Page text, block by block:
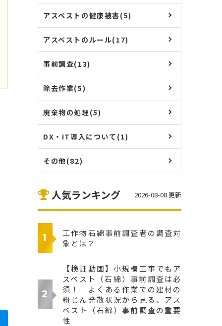
アスベストの健康被害(5)
アスベストのルール(17)
事前調査(13)
除去作業(5)
廃棄物の処理(5)
DX・IT導入について(1)
その他(82)
人気ランキング 2026-08-08 更新
工作物石綿事前調査者の調査対
象とは？
【検証動画】小規模工事でもア
スベスト（石綿）事前調査は必
須！｜よくある作業での建材の
粉じん発散状況から見る、アス
ベスト（石綿）事前調査の重要
性